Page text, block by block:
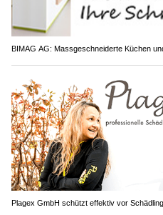
BIMAG AG: Massgeschneiderte Küchen
Plagex GmbH schützt effektiv vor